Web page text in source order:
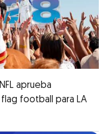
aprueba
football para LA